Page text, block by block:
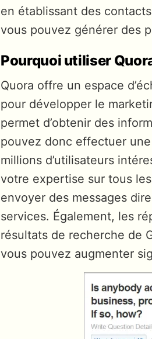
en établissant des
vous pouvez générer des
Pourquoi utiliser
Quora offre un espace
pour développer le
permet d’obtenir des
pouvez donc effectuer
millions d’utilisateurs
votre expertise sur tous
envoyer des messages
services. Également, les
résultats de recherche de
vous pouvez augmenter